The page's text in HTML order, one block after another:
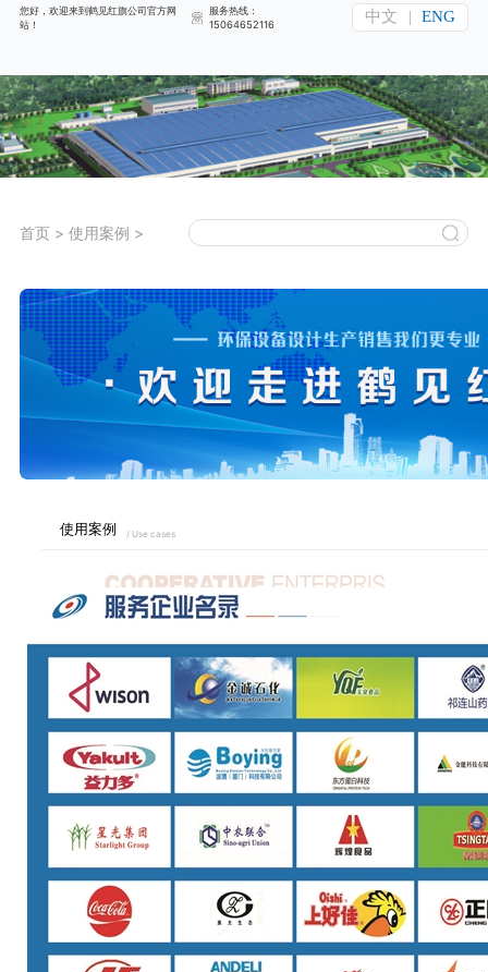
您好，欢迎来到鹤见红旗公司官方网
站！
服务热线：
15064652116
中文 | ENG
首页> 使用案例 >
使用案例 / Use cases